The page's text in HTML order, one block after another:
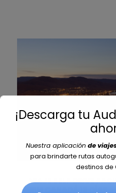
VIAJE SELF DRIVE
¡Descarga tu
Nuestra aplicación de
para brindarte rutas
destinos de